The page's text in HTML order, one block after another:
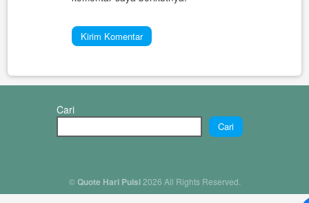
Cari
Cari
©Quote Hari Puisi2026 All Rights Reserved.